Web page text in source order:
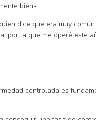
bien».
dice que era muy
por la que me operé este
controlada es